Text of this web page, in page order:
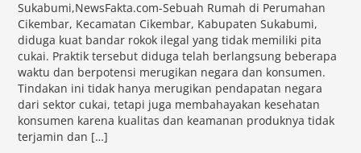
Sukabumi,NewsFakta.com-Sebuah Rumah di Perumahan
Cikembar, Kecamatan Cikembar, Kabupaten Sukabumi,
diduga kuat bandar rokok ilegal yang tidak memiliki pita
cukai. Praktik tersebut diduga telah berlangsung beberapa
waktu dan berpotensi merugikan negara dan konsumen.
Tindakan ini tidak hanya merugikan pendapatan negara
dari sektor cukai, tetapi juga membahayakan kesehatan
konsumen karena kualitas dan keamanan produknya tidak
terjamin dan […]